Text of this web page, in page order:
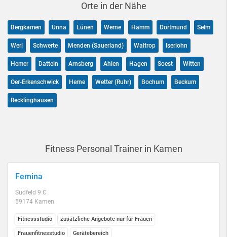
Orte in der Nähe
Bergkamen Unna Lünen Werne Hamm Dortmund Selm
Werl Schwerte Menden (Sauerland) Waltrop Iserlohn
Hemer Datteln Arnsberg Ahlen Hagen Soest Witten
Oer-Erkenschwick Herne Wetter (Ruhr) Bochum Beckum
Recklinghausen
Fitness Personal Trainer in Kamen
Femina
Südfeld 9 C
59174 Kamen
Fitnessstudio zusätzliche Angebote nur für Frauen
Frauenfitnesstudio Gerätebereich